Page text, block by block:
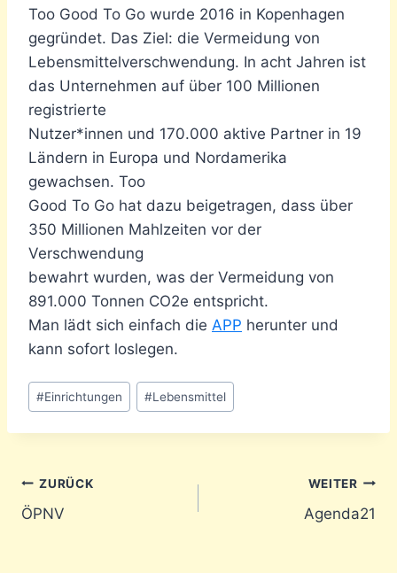
Too Good To Go wurde 2016 in Kopenhagen
gegründet. Das Ziel: die Vermeidung von
Lebensmittelverschwendung. In acht Jahren ist
das Unternehmen auf über 100 Millionen
registrierte
Nutzer*innen und 170.000 aktive Partner in 19
Ländern in Europa und Nordamerika
gewachsen. Too
Good To Go hat dazu beigetragen, dass über
350 Millionen Mahlzeiten vor der
Verschwendung
bewahrt wurden, was der Vermeidung von
891.000 Tonnen CO2e entspricht.
Man lädt sich einfach die APP herunter und
kann sofort loslegen.
Schlagworte:
#Einrichtungen #Lebensmittel
Beitragsnavigation
ZURÜCK
ÖPNV
WEITER
Agenda21